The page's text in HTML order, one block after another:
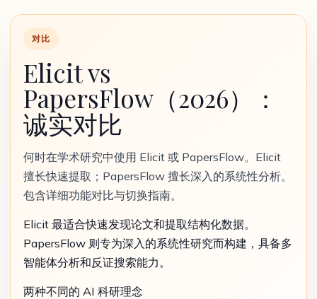
对比
Elicit vs
PapersFlow（2026）：
诚实对比
何时在学术研究中使用 Elicit 或 PapersFlow。Elicit
擅长快速提取；PapersFlow 擅长深入的系统性分析。
包含详细功能对比与切换指南。
Elicit 最适合快速发现论文和提取结构化数据。
PapersFlow 则专为深入的系统性研究而构建，具备多
智能体分析和反证搜索能力。
两种不同的 AI 科研理念